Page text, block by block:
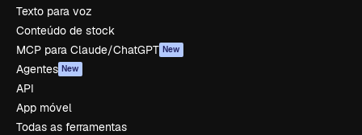
Texto para voz
Conteúdo de stock
MCP para Claude/ChatGPT New
Agentes New
API
App móvel
Todas as ferramentas